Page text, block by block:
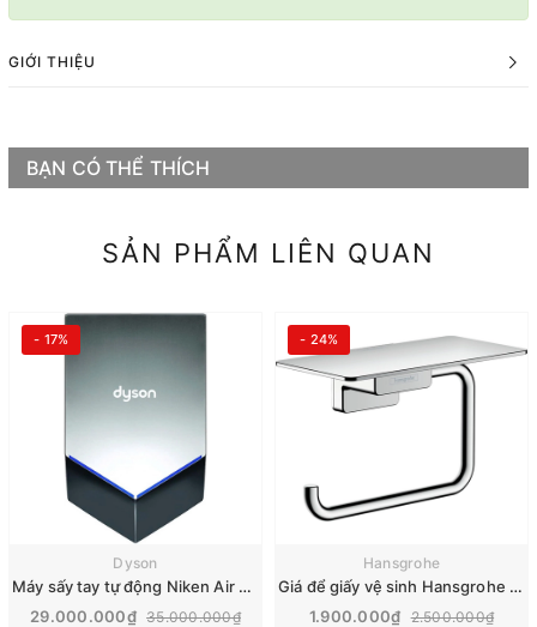
GIỚI THIỆU
BẠN CÓ THỂ THÍCH
SẢN PHẨM LIÊN QUAN
- 17%
Dyson
Máy sấy tay tự động Niken Air Blade V | Dyson HU02 307170-01
29.000.000₫ 35.000.000₫
- 24%
Hansgrohe
Giá để giấy vệ sinh Hansgrohe AddStoris | 41772000
1.900.000₫ 2.500.000₫